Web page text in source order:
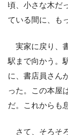
頃、小さな木だ
ている間に、も
実家に戻り、
駅まで向かう。
に、書店員さん
った。この本屋
だ。これからも
さて、そろそ